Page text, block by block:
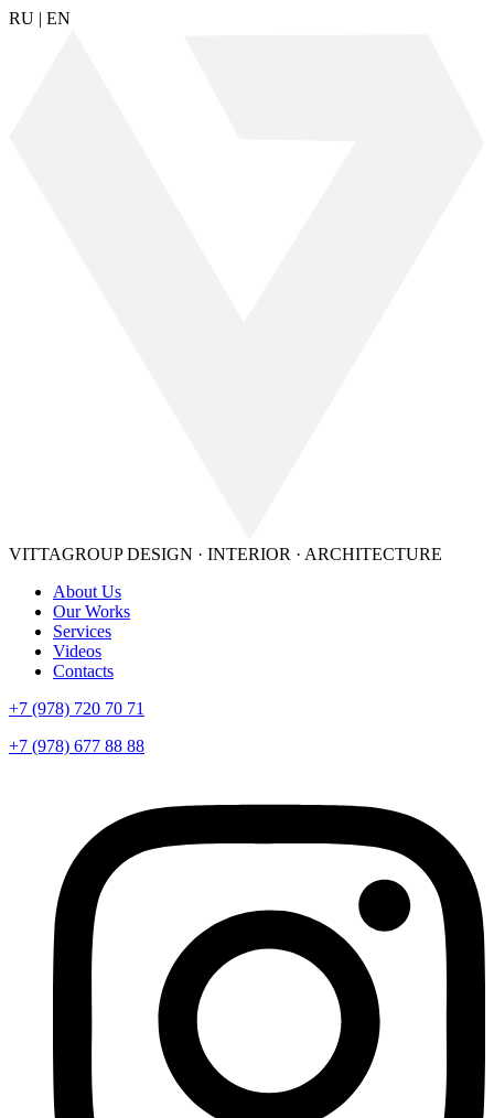
RU | EN
VITTAGROUP DESIGN · INTERIOR · ARСHITECTURE
About Us
Our Works
Services
Videos
Contacts
+7 (978) 720 70 71
+7 (978) 677 88 88